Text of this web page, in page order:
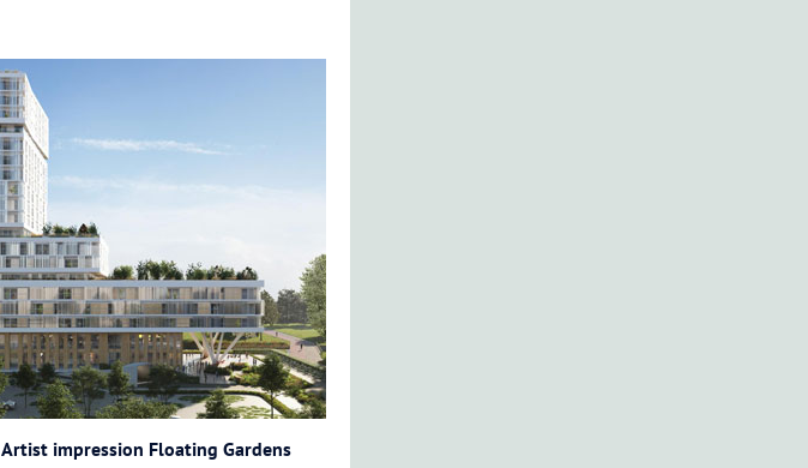
Artist impression Floating Gardens